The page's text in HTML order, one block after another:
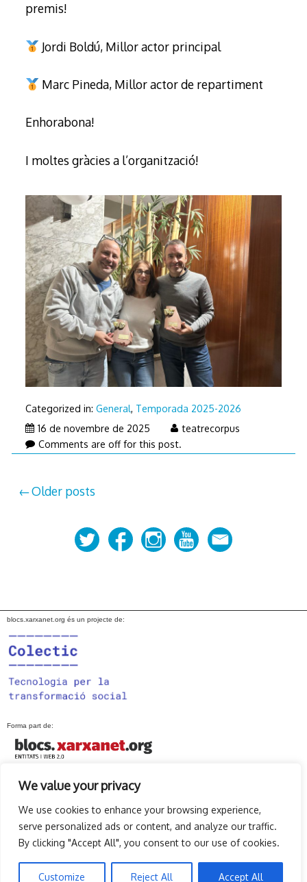
We value your privacy
We use cookies to enhance your browsing experience,
serve personalized ads or content, and analyze our traffic.
By clicking "Accept All", you consent to our use of cookies.
Customize Reject All Accept All
premis!
Jordi Boldú, Millor actor principal
Marc Pineda, Millor actor de repartiment
Enhorabona!
I moltes gràcies a l’organització!
Categorized in: General, Temporada 2025-2026
16 de novembre de 2025
teatrecorpus
Comments are off for this post.
Posts
navigation
Older posts
blocs.xarxanet.org és un projecte de:
Forma part de:
En col·laboració amb: